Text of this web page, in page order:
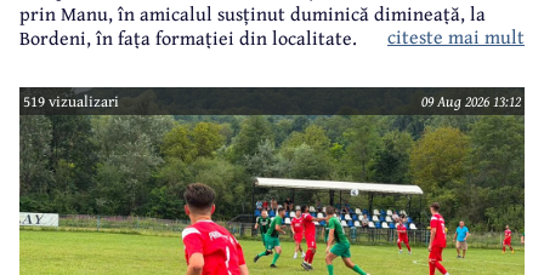
prin Manu, în amicalul susținut duminică dimineață, la
Bordeni, în fața formației din localitate.
citeste mai mult
519 vizualizari 09 Aug 2026 13:12